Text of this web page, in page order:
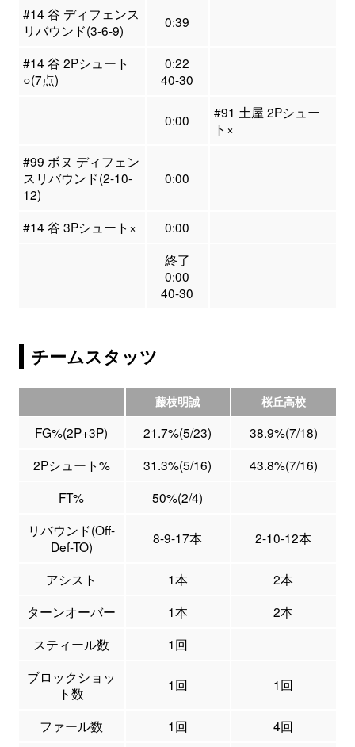
#14 谷 ディフェンス
リバウンド(3-6-9)
0:39
#14 谷 2Pシュート
○(7点)
0:22
40-30
0:00
#91 土屋 2Pシュー
ト×
#99 ボヌ ディフェン
スリバウンド(2-10-
12)
0:00
#14 谷 3Pシュート×
0:00
終了
0:00
40-30
チームスタッツ
藤枝明誠 桜丘高校
FG%(2P+3P) 21.7%(5/23)
38.9%(7/18)
2Pシュート%
31.3%(5/16)
43.8%(7/16)
FT%
50%(2/4)
リバウンド(Off-
Def-TO)
8-9-17本 2-10-12本
アシスト 1本
2本
ターンオーバー
1本
2本
スティール数
1回
ブロックショッ
ト数
1回 1回
ファール数 1回
4回